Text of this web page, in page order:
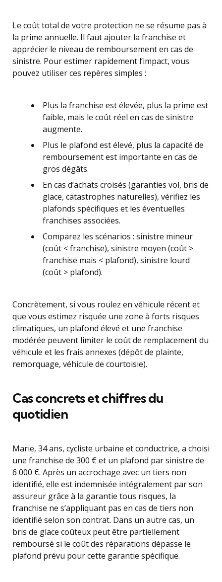
Le coût total de votre protection ne se résume pas à
la prime annuelle. Il faut ajouter la franchise et
apprécier le niveau de remboursement en cas de
sinistre. Pour estimer rapidement l’impact, vous
pouvez utiliser ces repères simples :
Plus la franchise est élevée, plus la prime est
faible, mais le coût réel en cas de sinistre
augmente.
Plus le plafond est élevé, plus la capacité de
remboursement est importante en cas de
gros dégâts.
En cas d’achats croisés (garanties vol, bris de
glace, catastrophes naturelles), vérifiez les
plafonds spécifiques et les éventuelles
franchises associées.
Comparez les scénarios : sinistre mineur
(coût < franchise), sinistre moyen (coût >
franchise mais < plafond), sinistre lourd
(coût > plafond).
Concrètement, si vous roulez en véhicule récent et
que vous estimez risquée une zone à forts risques
climatiques, un plafond élevé et une franchise
modérée peuvent limiter le coût de remplacement du
véhicule et les frais annexes (dépôt de plainte,
remorquage, véhicule de courtoisie).
Cas concrets et chiffres du
quotidien
Marie, 34 ans, cycliste urbaine et conductrice, a choisi
une franchise de 300 € et un plafond par sinistre de
6 000 €. Après un accrochage avec un tiers non
identifié, elle est indemnisée intégralement par son
assureur grâce à la garantie tous risques, la
franchise ne s’appliquant pas en cas de tiers non
identifié selon son contrat. Dans un autre cas, un
bris de glace coûteux peut être partiellement
remboursé si le coût des réparations dépasse le
plafond prévu pour cette garantie spécifique.